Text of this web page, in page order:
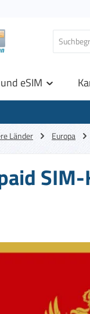
eSIM
Länder Europa